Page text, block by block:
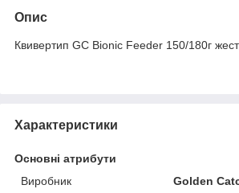
Опис
Квивертип GC Bionic Feeder 150/180г
Характеристики
Основні атрибути
Виробник
Golden